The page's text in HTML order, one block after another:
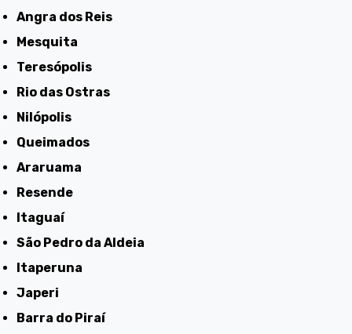
Angra dos Reis
Mesquita
Teresópolis
Rio das Ostras
Nilópolis
Queimados
Araruama
Resende
Itaguaí
São Pedro da Aldeia
Itaperuna
Japeri
Barra do Piraí